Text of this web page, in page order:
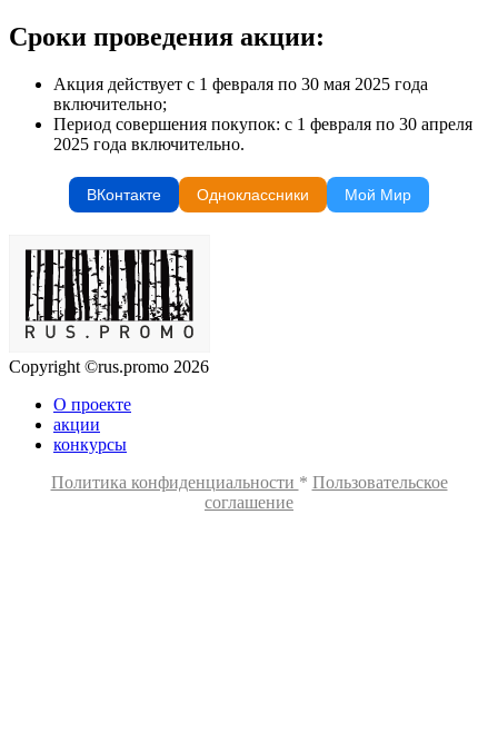
Сроки проведения акции:
Акция действует с 1 февраля по 30 мая 2025 года
включительно;
Период совершения покупок: с 1 февраля по 30 апреля
2025 года включительно.
ВКонтакте Одноклассники Мой Мир
Copyright ©rus.promo 2026
О проекте
акции
конкурсы
Политика конфиденциальности * Пользовательское
соглашение